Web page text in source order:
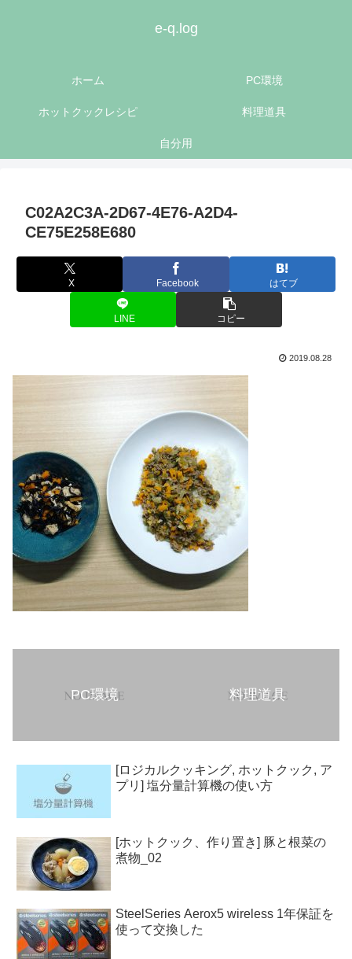
e-q.log
ホーム PC環境
ホットクックレシピ 料理道具
自分用
C02A2C3A-2D67-4E76-A2D4-
CE75E258E680
X Facebook はてブ
LINE コピー
2019.08.28
PC環境 料理道具
[ロジカルクッキング, ホットクック, ア
プリ] 塩分量計算機の使い方
[ホットクック、作り置き] 豚と根菜の
煮物_02
SteelSeries Aerox5 wireless 1年保証を
使って交換した